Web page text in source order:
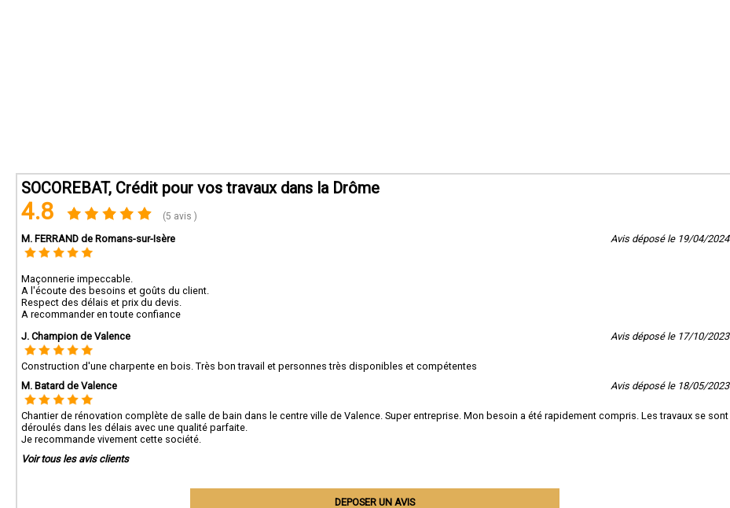
SOCOREBAT, Crédit pour vos travaux dans la Drôme
4.8 (5 avis )
M. FERRAND de Romans-sur-Isère Avis déposé le 19/04/2024
Maçonnerie impeccable.
A l'écoute des besoins et goûts du client.
Respect des délais et prix du devis.
A recommander en toute confiance
J. Champion de Valence
Avis déposé le 17/10/2023
Construction d'une charpente en bois. Très bon travail et personnes très disponibles et compétentes
M. Batard de Valence
Avis déposé le 18/05/2023
Chantier de rénovation complète de salle de bain dans le centre ville de Valence. Super entreprise. Mon besoin a été rapidement compris. Les travaux se sont
déroulés dans les délais avec une qualité parfaite.
Je recommande vivement cette société.
Voir tous les avis clients
DEPOSER UN AVIS